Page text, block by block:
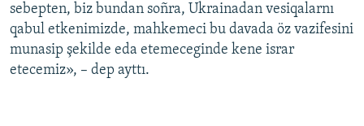
sebepten, biz bundan soñra, Ukrainadan vesiqalarnı
qabul etkenimizde, mahkemeci bu davada öz vazifesini
munasip şekilde eda etemeceginde kene israr
etecemiz», – dep ayttı.